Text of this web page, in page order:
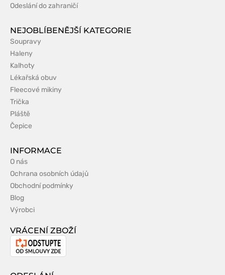
Odeslání do zahraničí
NEJOBLÍBENĚJŠÍ KATEGORIE
Soupravy
Haleny
Kalhoty
Lékařská obuv
Fleecové mikiny
Trička
Pláště
Čepice
INFORMACE
O nás
Ochrana osobních údajů
Obchodní podmínky
Blog
Výrobci
VRÁCENÍ ZBOŽÍ
Odstoupení